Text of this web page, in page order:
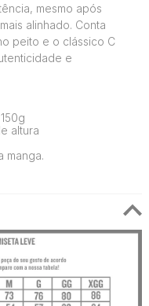
mesmo após
alinhado. Conta
peito e o clássico C
e
altura
manga.